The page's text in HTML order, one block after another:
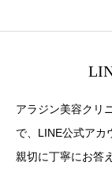
アラジン美容クリ
で、LINE公式アカ
親切に丁寧にお答